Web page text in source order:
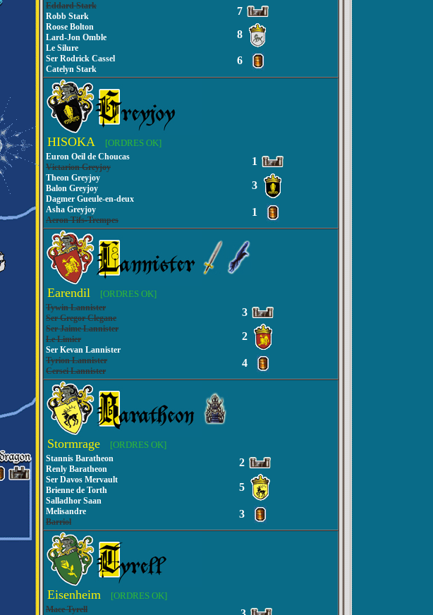
Eddard Stark
Robb Stark
Roose Bolton
Lard-Jon Omble
Le Silure
Ser Rodrick Cassel
Catelyn Stark
7
8
6
HISOKA [ORDRES OK]
Euron Oeil de Choucas
Victarion Greyjoy
Theon Greyjoy
Balon Greyjoy
Dagmer Gueule-en-deux
Asha Greyjoy
Aeron Tifs-Trempes
1
3
1
Earendil [ORDRES OK]
Tywin Lannister
Ser Gregor Clegane
Ser Jaime Lannister
Le Limier
Ser Kevan Lannister
Tyrion Lannister
Cersei Lannister
3
2
4
Stormrage [ORDRES OK]
Stannis Baratheon
Renly Baratheon
Ser Davos Mervault
Brienne de Torth
Salladhor Saan
Melisandre
Barriol
2
5
3
Eisenheim [ORDRES OK]
Mace Tyrell